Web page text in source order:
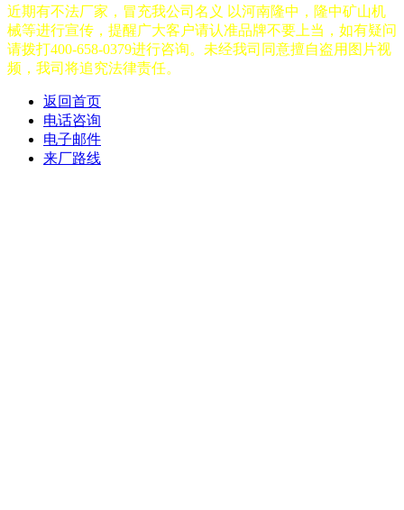
近期有不法厂家，冒充我公司名义 以河南隆中，隆中矿山机
械等进行宣传，提醒广大客户请认准品牌不要上当，如有疑问
请拨打400-658-0379进行咨询。未经我司同意擅自盗用图片视
频，我司将追究法律责任。
返回首页
电话咨询
电子邮件
来厂路线